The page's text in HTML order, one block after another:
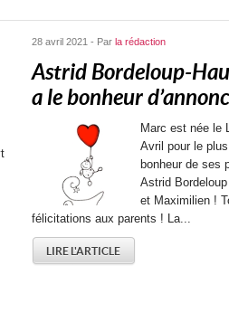
28 avril 2021 - Par la rédaction
Astrid Bordeloup-
a le bonheur
Marc est née le
Avril pour le
bonheur de ses
Astrid
et Maximilien !
félicitations aux parents ! La...
LIRE L'ARTICLE